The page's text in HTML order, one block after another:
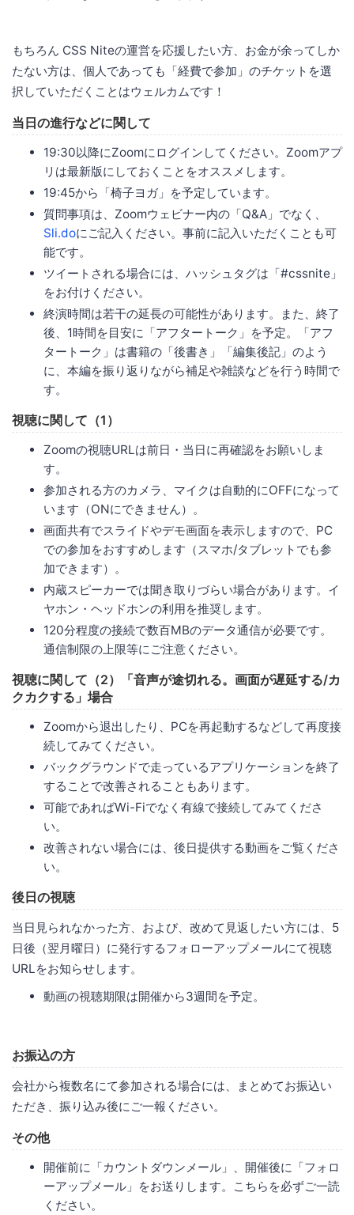
もちろん CSS Niteの運営を応援したい方、お金が余ってしか
たない方は、個人であっても「経費で参加」のチケットを選
択していただくことはウェルカムです！
当日の進行などに関して
19:30以降にZoomにログインしてください。Zoomアプ
リは最新版にしておくことをオススメします。
19:45から「椅子ヨガ」を予定しています。
質問事項は、Zoomウェビナー内の「Q&A」でなく、
Sli.doにご記入ください。事前に記入いただくことも可
能です。
ツイートされる場合には、ハッシュタグは「#cssnite」
をお付けください。
終演時間は若干の延長の可能性があります。また、終了
後、1時間を目安に「アフタートーク」を予定。「アフ
タートーク」は書籍の「後書き」「編集後記」のよう
に、本編を振り返りながら補足や雑談などを行う時間で
す。
視聴に関して（1）
Zoomの視聴URLは前日・当日に再確認をお願いしま
す。
参加される方のカメラ、マイクは自動的にOFFになって
います（ONにできません）。
画面共有でスライドやデモ画面を表示しますので、PC
での参加をおすすめします（スマホ/タブレットでも参
加できます）。
内蔵スピーカーでは聞き取りづらい場合があります。イ
ヤホン・ヘッドホンの利用を推奨します。
120分程度の接続で数百MBのデータ通信が必要です。
通信制限の上限等にご注意ください。
視聴に関して（2）「音声が途切れる。画面が遅延する/カ
クカクする」場合
Zoomから退出したり、PCを再起動するなどして再度接
続してみてください。
バックグラウンドで走っているアプリケーションを終了
することで改善されることもあります。
可能であればWi-Fiでなく有線で接続してみてくださ
い。
改善されない場合には、後日提供する動画をご覧くださ
い。
後日の視聴
当日見られなかった方、および、改めて見返したい方には、5
日後（翌月曜日）に発行するフォローアップメールにて視聴
URLをお知らせします。
動画の視聴期限は開催から3週間を予定。
お振込の方
会社から複数名にて参加される場合には、まとめてお振込い
ただき、振り込み後にご一報ください。
その他
開催前に「カウントダウンメール」、開催後に「フォロ
ーアップメール」をお送りします。こちらを必ずご一読
ください。